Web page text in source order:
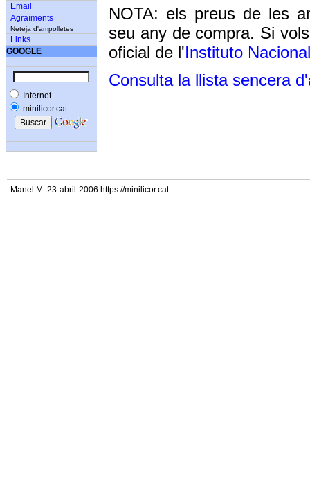
Email
Agraïments
Neteja d'ampolletes
Links
GOOGLE
Internet
minilicor.cat
NOTA: els preus de les
seu any de compra. Si
oficial de l'Instituto
Consulta la llista sencera
Manel M. 23-abril-2006 https://minilicor.cat